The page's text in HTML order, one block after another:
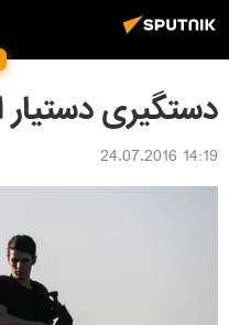
دستگیری
14:19 24.07.2016